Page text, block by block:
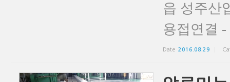
읍 성주산
용접연결
Date 2016.08.29